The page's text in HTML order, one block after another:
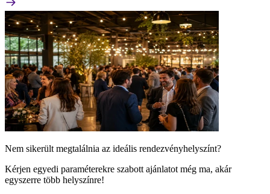
Nem sikerült megtalálnia az ideális rendezvényhelyszínt?
Kérjen egyedi paraméterekre szabott ajánlatot még ma, akár
egyszerre több helyszínre!